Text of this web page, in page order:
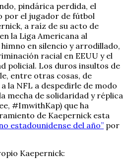
pindárica perdida, el
por el jugador de fútbol
a raíz de su acto de
la Liga Americana al
en silencio y arrodillado,
racial en EEUU y el
policial. Los duros insultos de
entre otras cosas, de
la NFL a despedirle de modo
mecha de solidaridad y réplica
#ImwithKap) que ha
de Kaepernick esta
estadounidense del año” por
Kaepernick: